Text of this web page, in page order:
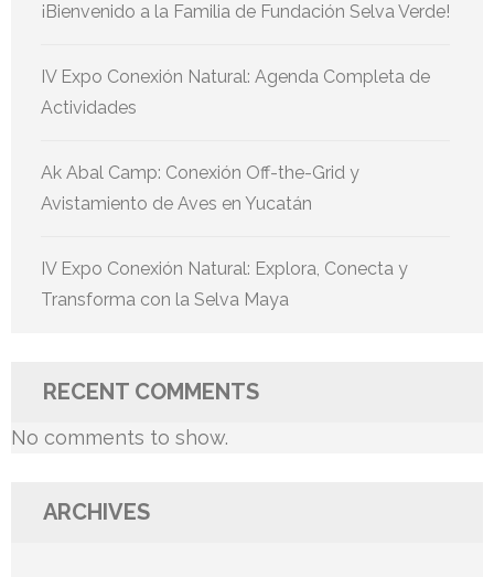
¡Bienvenido a la Familia de Fundación Selva Verde!
IV Expo Conexión Natural: Agenda Completa de
Actividades
Ak Abal Camp: Conexión Off-the-Grid y
Avistamiento de Aves en Yucatán
IV Expo Conexión Natural: Explora, Conecta y
Transforma con la Selva Maya
RECENT COMMENTS
No comments to show.
ARCHIVES